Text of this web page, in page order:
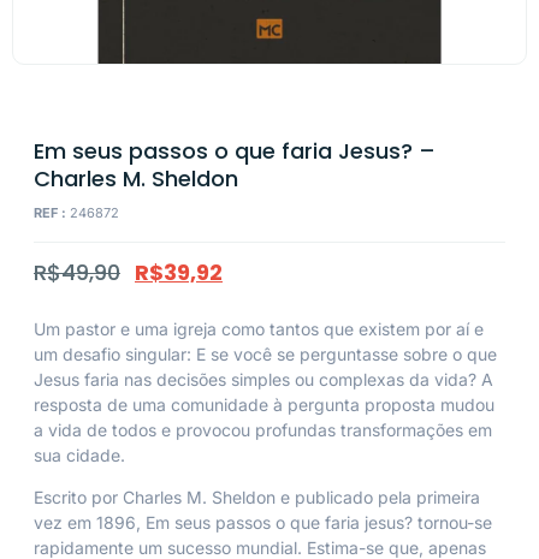
Em seus passos o que faria Jesus? –
Charles M. Sheldon
REF : 246872
R$49,90 R$39,92
Um pastor e uma igreja como tantos que existem por aí e
um desafio singular: E se você se perguntasse sobre o que
Jesus faria nas decisões simples ou complexas da vida? A
resposta de uma comunidade à pergunta proposta mudou
a vida de todos e provocou profundas transformações em
sua cidade.
Escrito por Charles M. Sheldon e publicado pela primeira
vez em 1896, Em seus passos o que faria jesus? tornou-se
rapidamente um sucesso mundial. Estima-se que, apenas